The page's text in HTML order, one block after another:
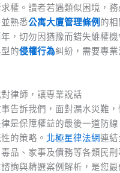
權。讀者若遇類似困境，
熟悉公寓大廈管理條例 的相
，切勿因猶豫而錯失維權
的侵權行為糾紛，需要專
律師，讓專業說話
告訴我們，面對漏水災難
是保障權益的最後一道防
的策略。 北極星律法網連結
品、家事及債務等各類民
詢與精選案例解析，是您